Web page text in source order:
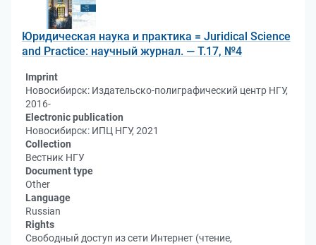
Юридическая наука и практика = Juridical Science
and Practice: научный журнал. — Т.17, №4
Imprint
Новосибирск: Издательско-полиграфический центр НГУ,
2016-
Electronic publication
Новосибирск: ИПЦ НГУ, 2021
Collection
Вестник НГУ
Document type
Other
Language
Russian
Rights
Свободный доступ из сети Интернет (чтение,